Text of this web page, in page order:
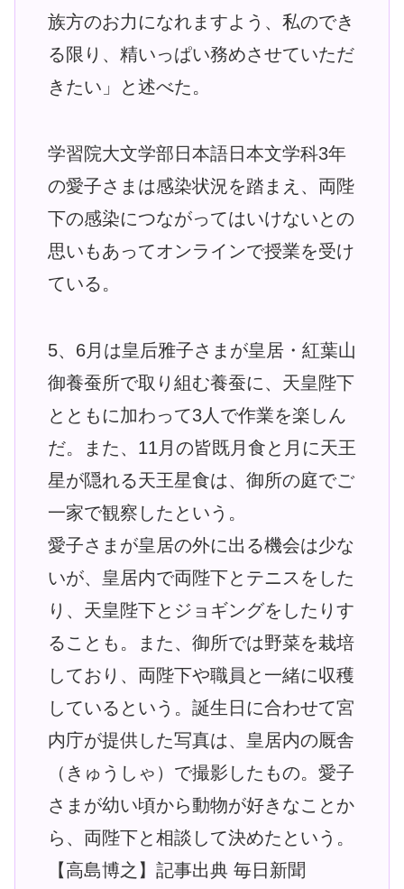
族方のお力になれますよう、私のでき
る限り、精いっぱい務めさせていただ
きたい」と述べた。
学習院大文学部日本語日本文学科3年
の愛子さまは感染状況を踏まえ、両陛
下の感染につながってはいけないとの
思いもあってオンラインで授業を受け
ている。
5、6月は皇后雅子さまが皇居・紅葉山
御養蚕所で取り組む養蚕に、天皇陛下
とともに加わって3人で作業を楽しん
だ。また、11月の皆既月食と月に天王
星が隠れる天王星食は、御所の庭でご
一家で観察したという。
愛子さまが皇居の外に出る機会は少な
いが、皇居内で両陛下とテニスをした
り、天皇陛下とジョギングをしたりす
ることも。また、御所では野菜を栽培
しており、両陛下や職員と一緒に収穫
しているという。誕生日に合わせて宮
内庁が提供した写真は、皇居内の厩舎
（きゅうしゃ）で撮影したもの。愛子
さまが幼い頃から動物が好きなことか
ら、両陛下と相談して決めたという。
【高島博之】記事出典 毎日新聞